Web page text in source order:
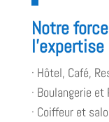
Notre
· Hôtel, Café,
· Boulangerie
· Coiffeur et